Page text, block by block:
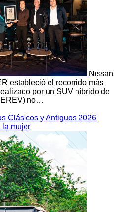
Nissan
estableció el recorrido más
por un SUV híbrido de
no…
Clásicos y Antiguos 2026
la mujer